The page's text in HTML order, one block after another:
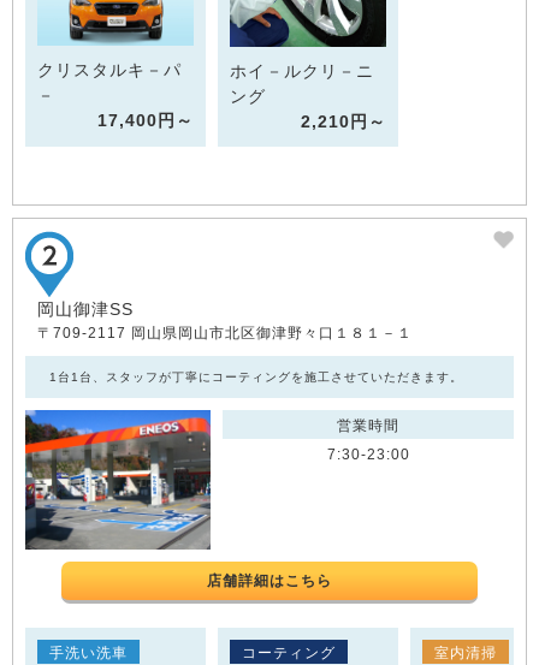
クリスタルキ－パ
－
17,400円～
ホイ－ルクリ－ニ
ング
2,210円～
岡山御津SS
〒709-2117 岡山県岡山市北区御津野々口１８１－１
1台1台、スタッフが丁寧にコーティングを施工させていただきます。
営業時間
7:30-23:00
店舗詳細はこちら
手洗い洗車 コーティング 室内清掃